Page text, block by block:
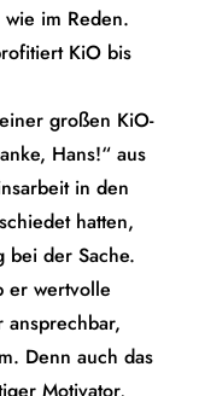
im Reden.
KiO bis
großen KiO-
Hans!“ aus
in den
hatten,
bei der Sache.
er wertvolle
Denn auch das